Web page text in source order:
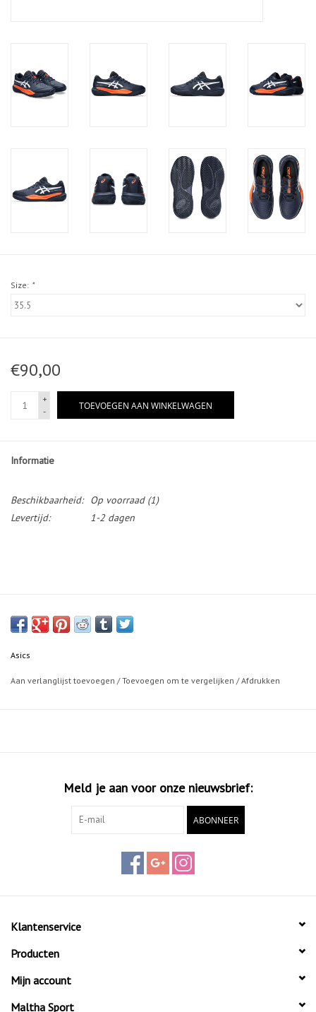
Size: *
€90,00
+
-
TOEVOEGEN AAN WINKELWAGEN
Informatie
Beschikbaarheid: Op voorraad(1)
Levertijd:
1-2 dagen
Asics
Aan verlanglijst toevoegen /Toevoegen om te vergelijken /Afdrukken
Meld je aan voor onze nieuwsbrief:
ABONNEER
Klantenservice
Producten
Mijn account
Maltha Sport